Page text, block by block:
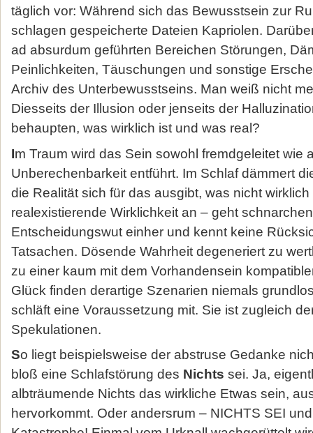
täglich vor: Während sich das Bewusstsein zur
schlagen gespeicherte Dateien Kapriolen.
ad absurdum geführten Bereichen Störungen,
Peinlichkeiten, Täuschungen und sonstige
Archiv des Unterbewusstseins. Man weiß nicht
Diesseits der Illusion oder jenseits der
behaupten, was wirklich ist und was real?
Im Traum wird das Sein sowohl fremdgeleitet wie
Unberechenbarkeit entführt. Im Schlaf dämmert
die Realität sich für das ausgibt, was nicht
realexistierende Wirklichkeit an – geht
Entscheidungswut einher und kennt keine
Tatsachen. Dösende Wahrheit degeneriert zu
zu einer kaum mit dem Vorhandensein
Glück finden derartige Szenarien niemals
schläft eine Voraussetzung mit. Sie ist zugleich
Spekulationen.
So liegt beispielsweise der abstruse Gedanke
bloß eine Schlafstörung des Nichts sei. Ja,
albträumende Nichts das wirkliche Etwas sein,
hervorkommt. Oder andersrum – NICHTS SEI